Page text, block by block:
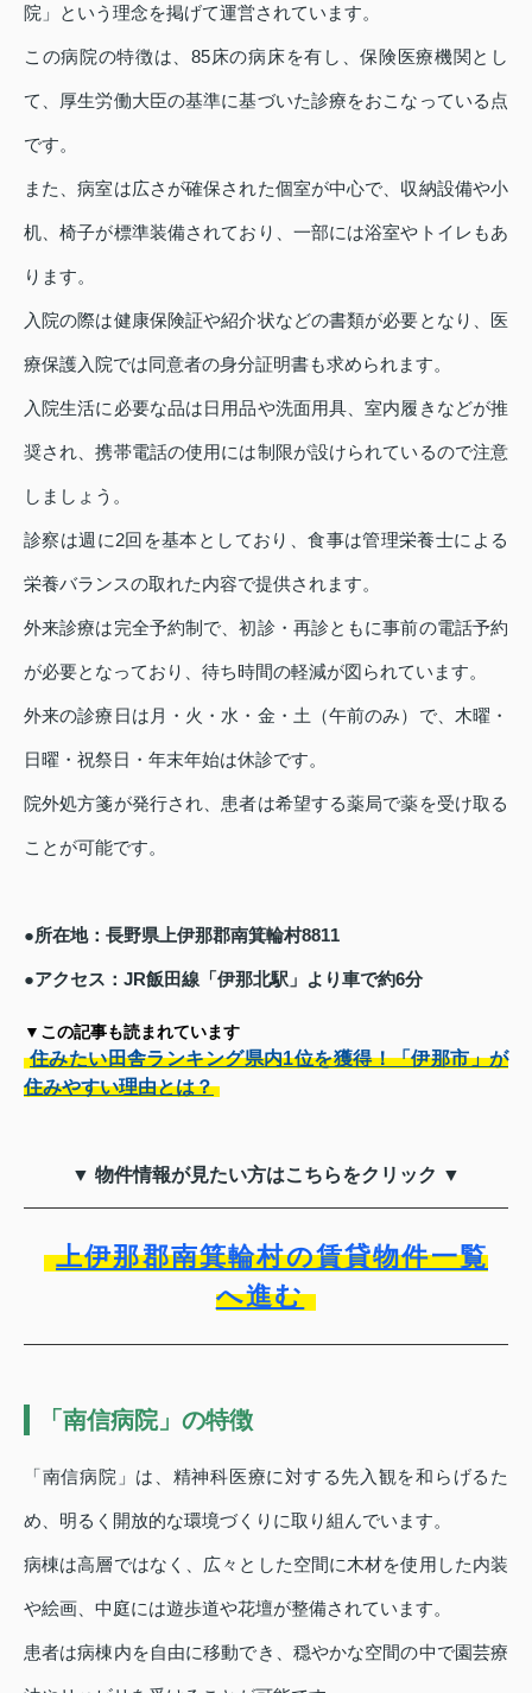
院」という理念を掲げて運営されています。
この病院の特徴は、85床の病床を有し、保険医療機関とし
て、厚生労働大臣の基準に基づいた診療をおこなっている点
です。
また、病室は広さが確保された個室が中心で、収納設備や小
机、椅子が標準装備されており、一部には浴室やトイレもあ
ります。
入院の際は健康保険証や紹介状などの書類が必要となり、医
療保護入院では同意者の身分証明書も求められます。
入院生活に必要な品は日用品や洗面用具、室内履きなどが推
奨され、携帯電話の使用には制限が設けられているので注意
しましょう。
診察は週に2回を基本としており、食事は管理栄養士による
栄養バランスの取れた内容で提供されます。
外来診療は完全予約制で、初診・再診ともに事前の電話予約
が必要となっており、待ち時間の軽減が図られています。
外来の診療日は月・火・水・金・土（午前のみ）で、木曜・
日曜・祝祭日・年末年始は休診です。
院外処方箋が発行され、患者は希望する薬局で薬を受け取る
ことが可能です。
●所在地：長野県上伊那郡南箕輪村8811
●アクセス：JR飯田線「伊那北駅」より車で約6分
▼この記事も読まれています
住みたい田舎ランキング県内1位を獲得！「伊那市」が
住みやすい理由とは？
▼ 物件情報が見たい方はこちらをクリック ▼
上伊那郡南箕輪村の賃貸物件一覧
へ進む
「南信病院」の特徴
「南信病院」は、精神科医療に対する先入観を和らげるた
め、明るく開放的な環境づくりに取り組んでいます。
病棟は高層ではなく、広々とした空間に木材を使用した内装
や絵画、中庭には遊歩道や花壇が整備されています。
患者は病棟内を自由に移動でき、穏やかな空間の中で園芸療